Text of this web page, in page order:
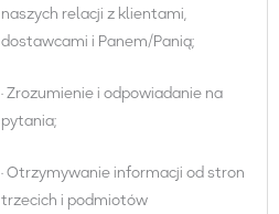
naszych relacji z klientami,
dostawcami i Panem/Panią;
· Zrozumienie i odpowiadanie na
pytania;
· Otrzymywanie informacji od stron
trzecich i podmiotów